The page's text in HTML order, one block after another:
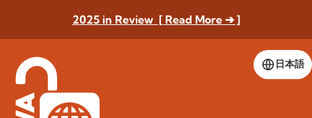
2025 in Review [ Read More ➔ ]
日本語